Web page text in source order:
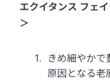
エクイタンス フェ
＞
きめ細やかで
原因となる老